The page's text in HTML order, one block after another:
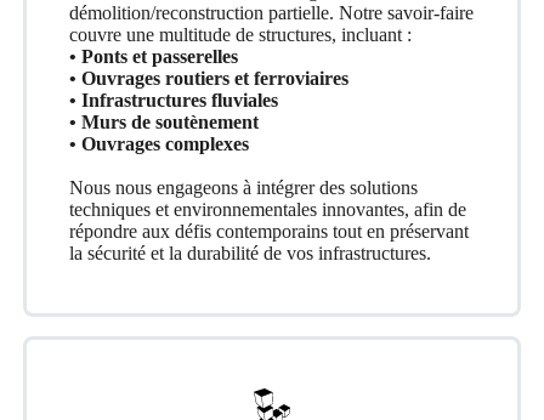
démolition/reconstruction partielle. Notre savoir-faire
couvre une multitude de structures, incluant :
• Ponts et passerelles
• Ouvrages routiers et ferroviaires
• Infrastructures fluviales
• Murs de soutènement
• Ouvrages complexes
Nous nous engageons à intégrer des solutions
techniques et environnementales innovantes, afin de
répondre aux défis contemporains tout en préservant
la sécurité et la durabilité de vos infrastructures.